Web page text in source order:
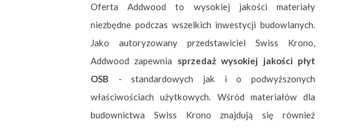
Oferta Addwood to wysokiej jakości materiały
niezbędne podczas wszelkich inwestycji budowlanych.
Jako autoryzowany przedstawiciel Swiss Krono,
Addwood zapewnia sprzedaż wysokiej jakości płyt
OSB - standardowych jak i o podwyższonych
właściwościach użytkowych. Wśród materiałów dla
budownictwa Swiss Krono znajdują się również